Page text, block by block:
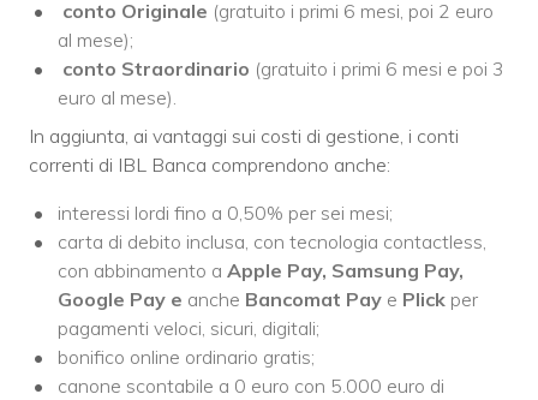
conto Originale (gratuito i primi 6 mesi, poi 2 euro
al mese);
conto Straordinario (gratuito i primi 6 mesi e poi 3
euro al mese).
In aggiunta, ai vantaggi sui costi di gestione, i conti
correnti di IBL Banca comprendono anche:
interessi lordi fino a 0,50% per sei mesi;
carta di debito inclusa, con tecnologia contactless,
con abbinamento a Apple Pay, Samsung Pay,
Google Pay e anche Bancomat Pay e Plick per
pagamenti veloci, sicuri, digitali;
bonifico online ordinario gratis;
canone scontabile a 0 euro con 5.000 euro di